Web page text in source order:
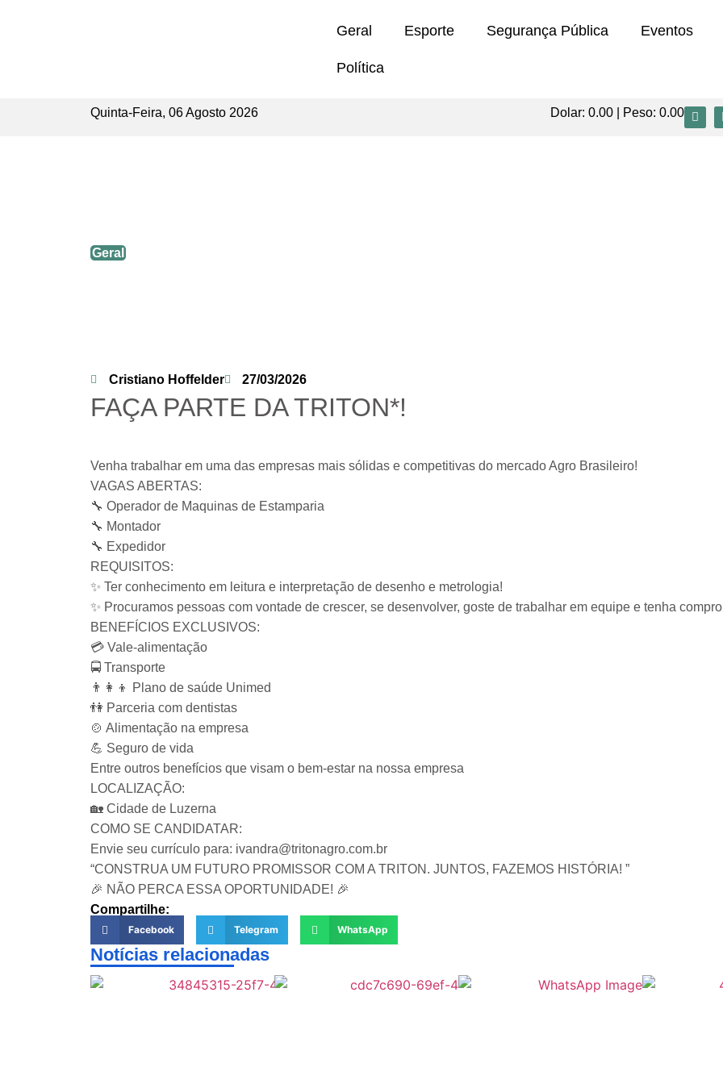
Geral Esporte Segurança Pública Eventos
Política
Quinta-Feira, 06 Agosto 2026 Dolar: 0.00 | Peso: 0.00
Geral
Cristiano Hoffelder 27/03/2026
FAÇA PARTE DA TRITON*!
Venha trabalhar em uma das empresas mais sólidas e competitivas do mercado Agro Brasileiro!
VAGAS ABERTAS:
🔧 Operador de Maquinas de Estamparia
🔧 Montador
🔧 Expedidor
REQUISITOS:
✨ Ter conhecimento em leitura e interpretação de desenho e metrologia!
✨ Procuramos pessoas com vontade de crescer, se desenvolver, goste de trabalhar em equipe e tenha
BENEFÍCIOS EXCLUSIVOS:
💳 Vale-alimentação
🚍 Transporte
👨👩👦 Plano de saúde Unimed
👫 Parceria com dentistas
🍲 Alimentação na empresa
💪 Seguro de vida
Entre outros benefícios que visam o bem-estar na nossa empresa
LOCALIZAÇÃO:
🏡 Cidade de Luzerna
COMO SE CANDIDATAR:
Envie seu currículo para: ivandra@tritonagro.com.br
“CONSTRUA UM FUTURO PROMISSOR COM A TRITON. JUNTOS, FAZEMOS HISTÓRIA! ”
🎉 NÃO PERCA ESSA OPORTUNIDADE! 🎉
Compartilhe:
Facebook Telegram WhatsApp
Notícias relacionadas